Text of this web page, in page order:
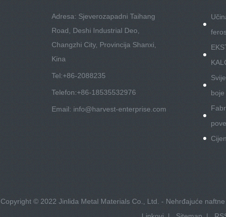
Adresa: Sjeverozapadni Taihang
Road, Deshi Industrial Deo,
Changzhi City, Provincija Shanxi,
Kina
Tel:+86-2088235
Telefon:+86-18535532976
Email: info@harvest-enterprise.com
Copyright © 2022 Jinlida Metal Materials Co., Ltd. - Nehrđajuće